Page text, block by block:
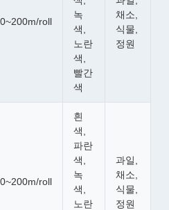
roll
녹
색,
노란
색,
빨간
색
채소,
식물,
정원
roll
흰
색,
파란
색,
녹
색,
노란
과일,
채소,
식물,
정원